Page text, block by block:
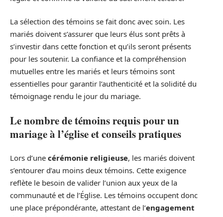
La sélection des témoins se fait donc avec soin. Les
mariés doivent s’assurer que leurs élus sont prêts à
s’investir dans cette fonction et qu’ils seront présents
pour les soutenir. La confiance et la compréhension
mutuelles entre les mariés et leurs témoins sont
essentielles pour garantir l’authenticité et la solidité du
témoignage rendu le jour du mariage.
Le nombre de témoins requis pour un
mariage à l’église et conseils pratiques
Lors d’une cérémonie religieuse, les mariés doivent
s’entourer d’au moins deux témoins. Cette exigence
reflète le besoin de valider l’union aux yeux de la
communauté et de l’Église. Les témoins occupent donc
une place prépondérante, attestant de l’engagement